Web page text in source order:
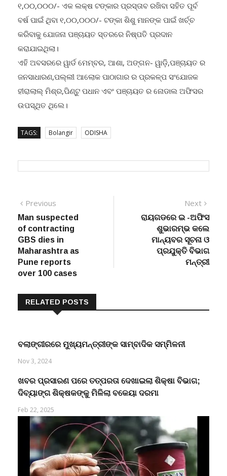
୧,୦୦,୦୦୦/- ଏକ ଲକ୍ଷ ଟଙ୍କାର ପ୍ରସ୍ତାବ ରଖିବା ସହିତ ପୂର୍ବ
ବର୍ଷ ପାଇଁ ଥିବା ୧,୦୦,୦୦୦/- ଟଙ୍କା ଶିଶୁ ମାନଙ୍କ ପାଇଁ ଖର୍ଚ୍ଚ
କରିବାକୁ ଯୋଜନା ପଞ୍ଚାୟତ ସ୍ତରରେ ନିଷ୍ପତି ପ୍ରଦାନ
କରାଯାଇଥିଲା।
ଏହି ଅବସରରେ ୱାର୍ଡ ମେମ୍ବର, ଆଶା, ଅଙ୍ଗନ- ୱାଡ଼ି,ପଞ୍ଚାୟତ ର
ଜନସାଧାରଣ,ପଲ୍ଲୀ ଆଲୋକ ପାଠାଗାର ର ପ୍ରକଳ୍ପ ସଂଯୋଜକ
ହୀରାଲାଲ୍ ମିଶ୍ର,ପିଣ୍ଟୁ ପଧାନ ଏବଂ ପଞ୍ଚାୟତ ର ନୋଡାଲ ଅଫିସର
ଉପସ୍ଥିତ ଥିଲେ।
TAGS: Bolangir ODISHA
Post
navigation
Previous
post:
Man suspected
of contracting
GBS dies in
Maharashtra as
Pune reports
over 100 cases
Next
post:
ରାୟଗଡରେ ଇ -ଅଫିସ
ଶୁଭାରମ୍ଭ କଲେ
ମାନ୍ୟବର ସୂଚନା ଓ
ପ୍ରଯୁକ୍ତି ବିଭାଗ
ମନ୍ତ୍ରୀ
RELATED POSTS
ବଲାଙ୍ଗୀରରେ ମୁଖ୍ୟମନ୍ତ୍ରୀଙ୍କ ସାମ୍ବାଦିକ ସମ୍ମିଳନୀ
Nov 3, 2024
ଖବର ପ୍ରସାରଣ ପରେ ତତ୍ପରତା ଦେଖାଇଲା ଶିକ୍ଷା ବିଭାଗ;
ଦିବ୍ୟାଙ୍ଗ ଶିକ୍ଷକଙ୍କୁ ମିଳିଲା ବକେୟା ଦରମା
Feb 22, 2025